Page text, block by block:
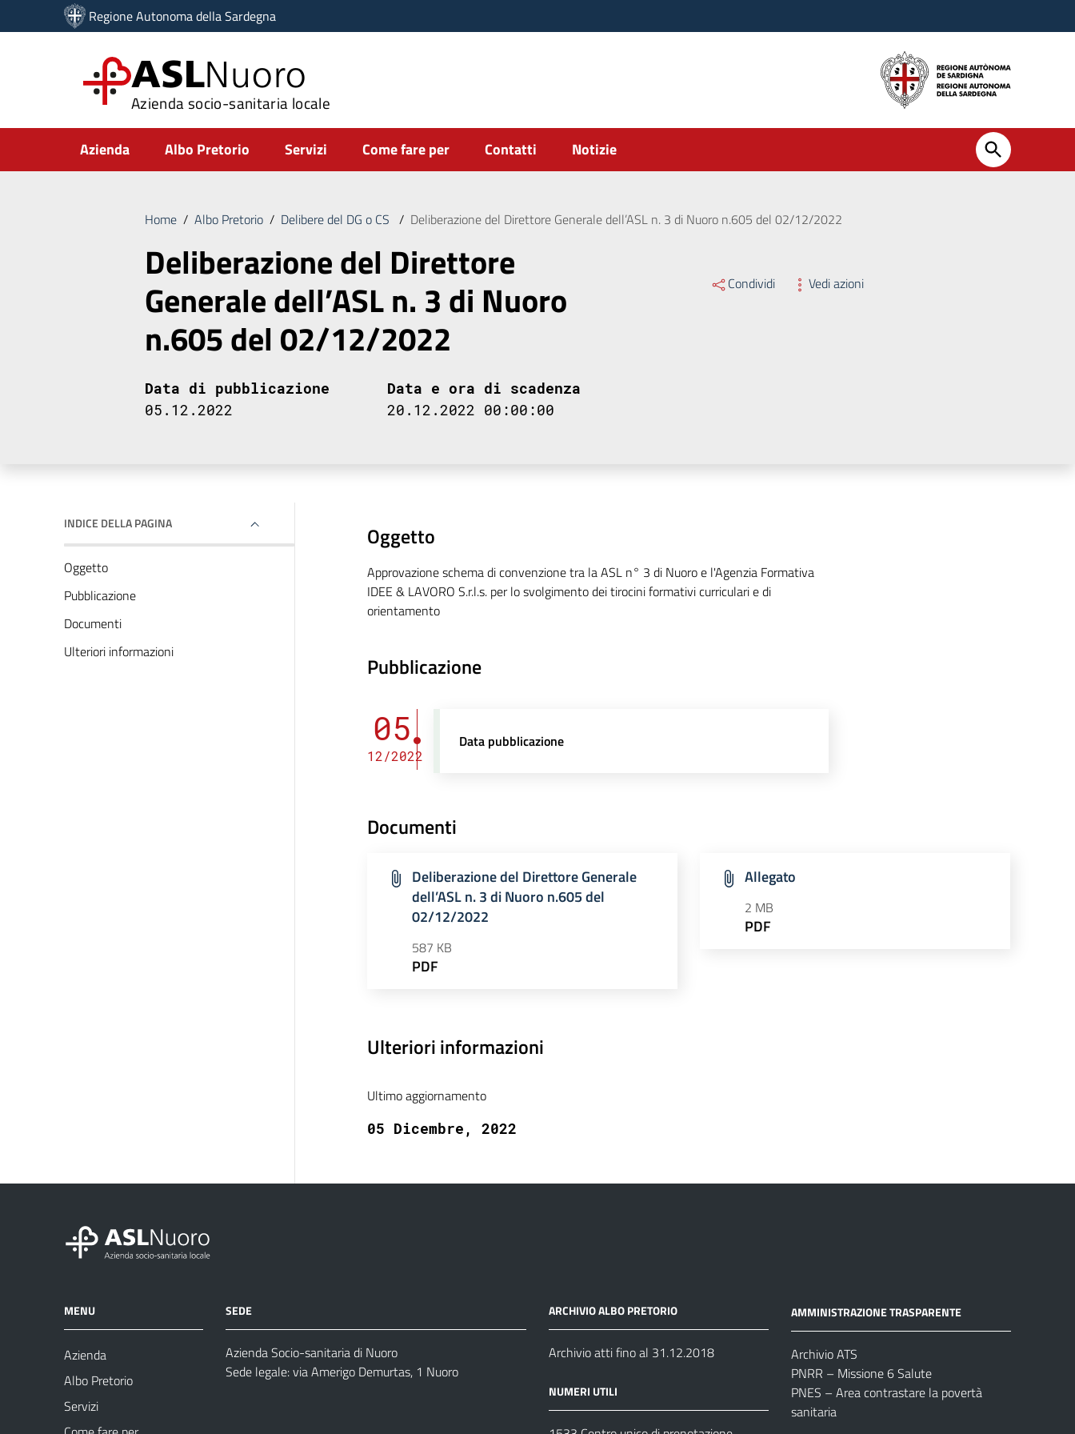
Vai ai contenuti
Vai al menu di navigazione
Regione Autonoma della Sardegna
ASLNuoro
Azienda socio-sanitaria locale
Submenu
Azienda Albo Pretorio Servizi Come fare per Contatti Notizie
Home / Albo Pretorio / Delibere del DG o CS / Deliberazione del Direttore Generale dell’ASL n. 3 di Nuoro n.605 del 02/12/2022
Deliberazione del Direttore
Generale dell’ASL n. 3 di Nuoro
n.605 del 02/12/2022
Condividi Vedi azioni
Data di pubblicazione
05.12.2022
Data e ora di scadenza
20.12.2022 00:00:00
INDICE DELLA PAGINA
Oggetto
Pubblicazione
Documenti
Ulteriori informazioni
Oggetto
Approvazione schema di convenzione tra la ASL n° 3 di Nuoro e l'Agenzia Formativa
IDEE & LAVORO S.r.l.s. per lo svolgimento dei tirocini formativi curriculari e di
orientamento
Pubblicazione
05
12/2022
Data pubblicazione
Documenti
Deliberazione del Direttore Generale
dell’ASL n. 3 di Nuoro n.605 del
02/12/2022
587 KB
PDF
Allegato
2 MB
PDF
Ulteriori informazioni
Ultimo aggiornamento
05 Dicembre, 2022
MENU
Azienda
Albo Pretorio
Servizi
SEDE
Azienda Socio-sanitaria di Nuoro
Sede legale: via Amerigo Demurtas, 1 Nuoro
ARCHIVIO ALBO PRETORIO
Archivio atti fino al 31.12.2018
NUMERI UTILI
AMMINISTRAZIONE TRASPARENTE
Archivio ATS
PNRR – Missione 6 Salute
PNES – Area contrastare la povertà
sanitaria